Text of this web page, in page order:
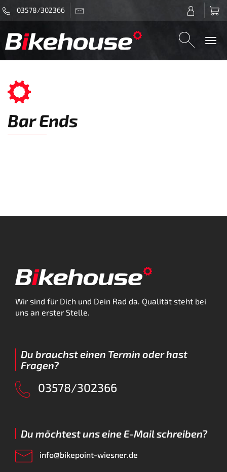
03578/302366
Bar Ends
Wir sind für Dich und Dein Rad da. Qualität steht bei
uns an erster Stelle.
Du brauchst einen Termin oder hast
Fragen?
03578/302366
Du möchtest uns eine E-Mail schreiben?
info@bikepoint-wiesner.de